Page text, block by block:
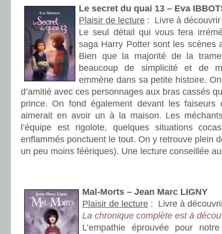
Le secret du quai 13 – Eva
Plaisir de lecture : Livre à découvrir
Le seul détail qui vous fera
saga Harry Potter sont les scènes
Bien que la majorité de la
beaucoup de simplicité et de
emmène dans sa petite histoire.
d’amitié avec ces personnages aux bras cassés
prince. On fond également devant les faiseurs
aimerait en avoir un à la maison. Les
l’équipe est rigolote, quelques situations
enflammés ponctuent le tout. On y retrouve plein
un peu moins féériques). Une lecture conseillée
Mal-Morts – Jean Marc LIGNY
Plaisir de lecture : Livre à
La chronique complète est à
L’empathie éprouvée pour